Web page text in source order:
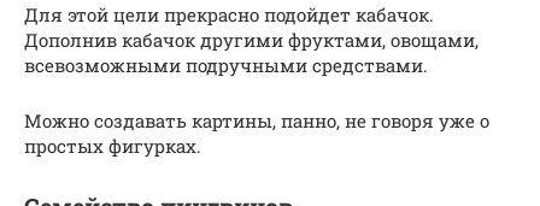
Для этой цели прекрасно подойдет кабачок.
Дополнив кабачок другими фруктами, овощами,
всевозможными подручными средствами.
Можно создавать картины, панно, не говоря уже о
простых фигурках.